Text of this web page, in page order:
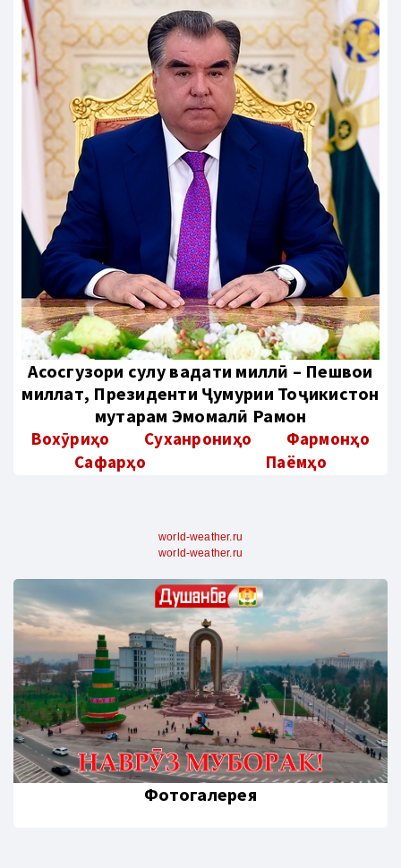
Aсосгузори сулҳу ваҳдати миллӣ – Пешвои
миллат, Президенти Ҷумҳурии Тоҷикистон
муҳтарам Эмомалӣ Раҳмон
Вохӯриҳо Суханрониҳо
Фармонҳо
Сафарҳо
Паёмҳо
world-weather.ru
world-weather.ru
Фотогалерея